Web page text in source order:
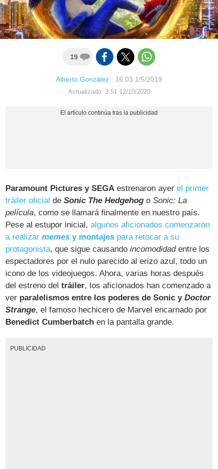
19
Alberto González · 16:03 1/5/2019
Actualizado: 3:51 12/10/2020
Paramount Pictures y SEGA estrenaron ayerel primer
tráiler oficial deSonic The Hedgehog oSonic: La
película, como se llamará finalmente en nuestro país.
Pese al estupor inicial,algunos aficionados comenzaron
a realizarmemes y montajes para retocar a su
protagonista, que sigue causandoincomodidadentre los
espectadores por el nulo parecido al erizo azul, todo un
icono de los videojuegos. Ahora, varias horas después
del estreno deltráiler, los aficionados han comenzado a
ver paralelismos entre los poderes de Sonic yDoctor
Strange, el famoso hechicero de Marvel encarnado por
Benedict Cumberbatch en la pantalla grande.
PUBLICIDAD